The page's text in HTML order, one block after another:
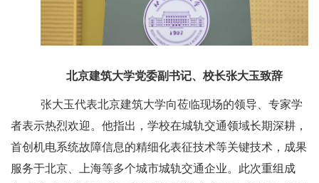
北京建筑大学党委副书记、校长张大玉致辞
张大玉代表北京建筑大学向莅临现场的领导、专家学
者表示热烈欢迎。他指出，学校在城轨交通领域长期深耕，
首创机电系统故障信息的精细化表征技术等关键技术，成果
服务于北京、上海等多个城市城轨交通企业。此次重组成